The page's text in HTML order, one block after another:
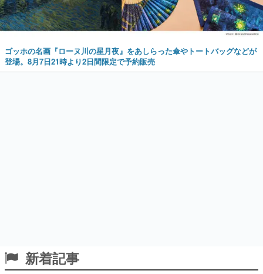
ゴッホの名画『ローヌ川の星月夜』をあしらった傘やトートバッグなどが
登場。8月7日21時より2日間限定で予約販売
新着記事